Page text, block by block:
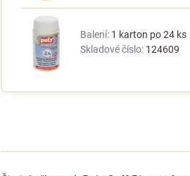
Balení: 1 karton po 24 ks
Skladové číslo: 124609